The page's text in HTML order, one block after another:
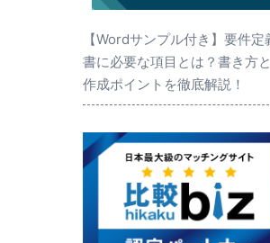
【Wordサンプル付き】要件定
書に必要な項目とは？書き方と
作成ポイントを徹底解説！